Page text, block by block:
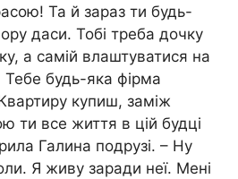
Та й зараз ти будь-
даси. Тобі треба дочку
а самій влаштуватися на
Тебе будь-яка фірма
купиш, заміж
ти все життя в цій будці
Галина подрузі. – Ну
Я живу заради неї. Мені